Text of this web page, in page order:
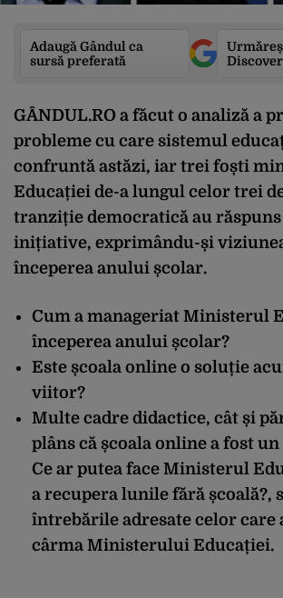
Adaugă Gândul ca
sursă preferată
Discover
GÂNDUL.RO a făcut o analiză a
probleme cu care sistemul
confruntă astăzi, iar trei foști
Educației de-a lungul celor trei
tranziție democratică au răspuns
inițiative, exprimându-și
începerea anului școlar.
Cum a manageriat Ministerul
începerea anului școlar?
Este școala online o soluție
viitor?
Multe cadre didactice, cât și
plâns că școala online a fost
Ce ar putea face Ministerul
a recupera lunile fără școală?,
întrebările adresate celor care
cârma Ministerului Educației.